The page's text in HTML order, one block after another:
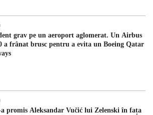
grav pe un aeroport aglomerat. Un Airbus
a frânat brusc pentru a evita un Boeing Qatar
promis Aleksandar Vučić lui Zelenski în fața